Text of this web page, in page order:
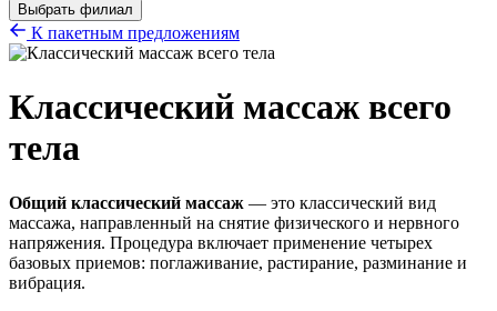
Выбрать филиал
К пакетным предложениям
Классический массаж всего
тела
Общий классический массаж — это классический вид
массажа, направленный на снятие физического и нервного
напряжения. Процедура включает применение четырех
базовых приемов: поглаживание, растирание, разминание и
вибрация.